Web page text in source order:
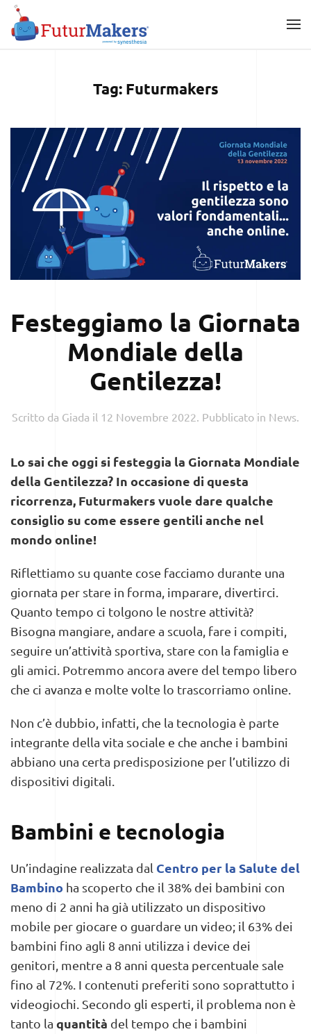
Skip
Tag: Futurmakers
Festeggiamo la Giornata
Mondiale della
Gentilezza!
Scritto da Giada il 12 Novembre 2022. Pubblicato in News.
Lo sai che oggi si festeggia la Giornata Mondiale
della Gentilezza? In occasione di questa
ricorrenza, Futurmakers vuole dare qualche
consiglio su come essere gentili anche nel
mondo online!
Riflettiamo su quante cose facciamo durante una
giornata per stare in forma, imparare, divertirci.
Quanto tempo ci tolgono le nostre attività?
Bisogna mangiare, andare a scuola, fare i compiti,
seguire un’attività sportiva, stare con la famiglia e
gli amici. Potremmo ancora avere del tempo libero
che ci avanza e molte volte lo trascorriamo online.
Non c’è dubbio, infatti, che la tecnologia è parte
integrante della vita sociale e che anche i bambini
abbiano una certa predisposizione per l’utilizzo di
dispositivi digitali.
Bambini e tecnologia
Un’indagine realizzata dal Centro per la Salute del
Bambino ha scoperto che il 38% dei bambini con
meno di 2 anni ha già utilizzato un dispositivo
mobile per giocare o guardare un video; il 63% dei
bambini fino agli 8 anni utilizza i device dei
genitori, mentre a 8 anni questa percentuale sale
fino al 72%. I contenuti preferiti sono soprattutto i
videogiochi. Secondo gli esperti, il problema non è
tanto la quantità del tempo che i bambini